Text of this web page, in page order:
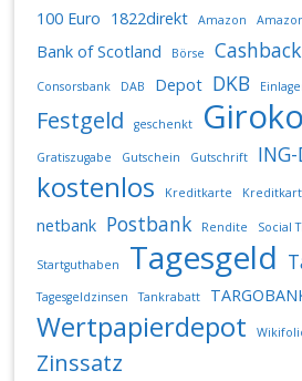
100 Euro 1822direkt Amazon
Bank of Scotland Börse Cashback
Consorsbank DAB Depot DKB
Festgeld geschenkt
Gratiszugabe Gutschein Gutschrift
kostenlos Kreditkarte
netbank Postbank Rendite Social
Startguthaben Tagesgeld
Tagesgeldzinsen Tankrabatt
Wertpapierdepot
Zinssatz